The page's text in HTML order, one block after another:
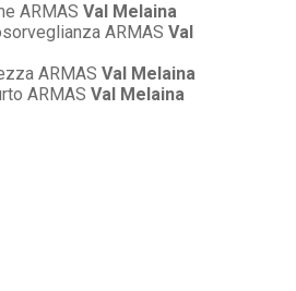
ARMAS Val Melaina
ARMAS Val
ARMAS Val Melaina
ARMAS Val Melaina